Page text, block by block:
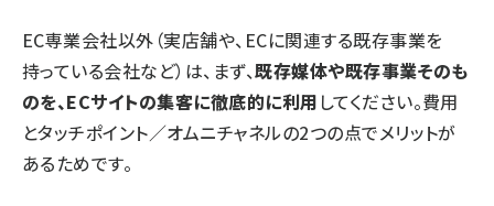
EC専業会社以外（実店舗や、ECに関連する既存事業を
持っている会社など）は、まず、既存媒体や既存事業そのも
のを、ECサイトの集客に徹底的に利用 してください。費用
とタッチポイント／オムニチャネルの2つの点でメリットが
あるためです。